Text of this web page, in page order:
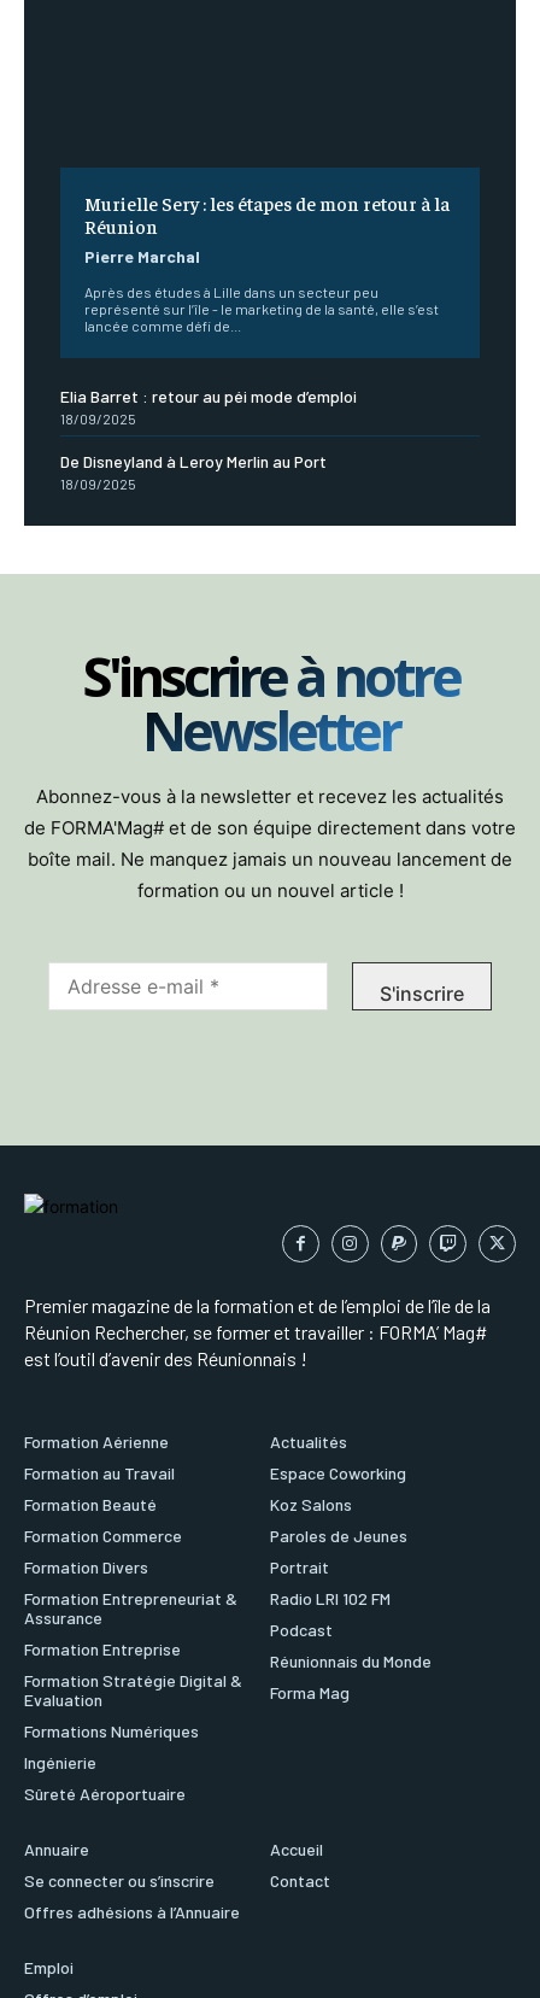
Murielle Sery : les étapes de mon retour à la
Réunion
Pierre Marchal
Après des études à Lille dans un secteur peu
représenté sur l’île - le marketing de la santé, elle s’est
lancée comme défi de...
Elia Barret : retour au péi mode d’emploi
18/09/2025
De Disneyland à Leroy Merlin au Port
18/09/2025
S'inscrire à notre
Newsletter
Abonnez-vous à la newsletter et recevez les actualités
de FORMA'Mag# et de son équipe directement dans votre
boîte mail. Ne manquez jamais un nouveau lancement de
formation ou un nouvel article !
Premier magazine de la formation et de l’emploi de l’île de la
Réunion Rechercher, se former et travailler : FORMA’ Mag#
est l’outil d’avenir des Réunionnais !
Formation Aérienne
Formation au Travail
Formation Beauté
Formation Commerce
Formation Divers
Formation Entrepreneuriat &
Assurance
Formation Entreprise
Formation Stratégie Digital &
Evaluation
Formations Numériques
Ingénierie
Sûreté Aéroportuaire
Actualités
Espace Coworking
Koz Salons
Paroles de Jeunes
Portrait
Radio LRI 102 FM
Podcast
Réunionnais du Monde
Forma Mag
Annuaire
Se connecter ou s’inscrire
Offres adhésions à l’Annuaire
Emploi
Accueil
Contact